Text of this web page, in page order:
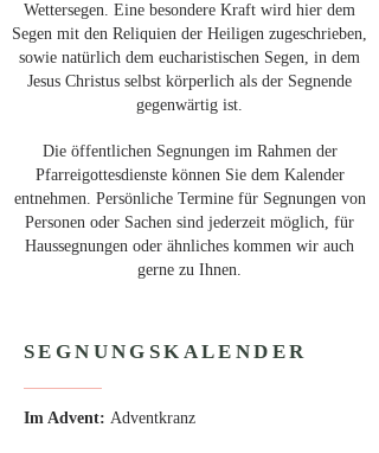
Wettersegen. Eine besondere Kraft wird hier dem
Segen mit den Reliquien der Heiligen zugeschrieben,
sowie natürlich dem eucharistischen Segen, in dem
Jesus Christus selbst körperlich als der Segnende
gegenwärtig ist.
Die öffentlichen Segnungen im Rahmen der
Pfarreigottesdienste können Sie dem Kalender
entnehmen. Persönliche Termine für Segnungen von
Personen oder Sachen sind jederzeit möglich, für
Haussegnungen oder ähnliches kommen wir auch
gerne zu Ihnen.
SEGNUNGSKALENDER
Im Advent: Adventkranz